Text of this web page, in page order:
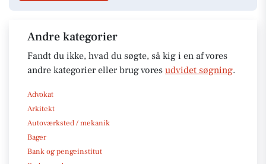
Andre kategorier
Fandt du ikke, hvad du søgte, så kig i en af vores
andre kategorier eller brug vores udvidet søgning.
Advokat
Arkitekt
Autoværksted / mekanik
Bager
Bank og pengeinstitut